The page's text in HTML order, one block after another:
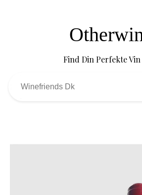
Find Din Perfekte